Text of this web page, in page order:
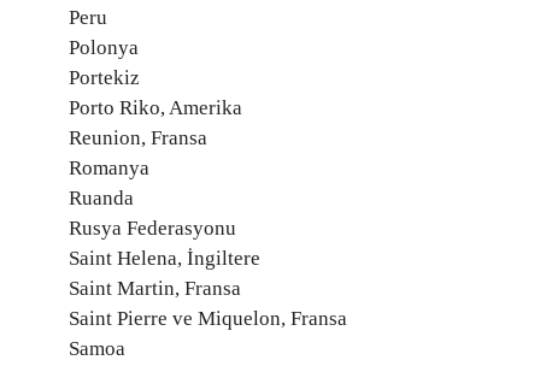
Peru
Polonya
Portekiz
Porto Riko, Amerika
Reunion, Fransa
Romanya
Ruanda
Rusya Federasyonu
Saint Helena, İngiltere
Saint Martin, Fransa
Saint Pierre ve Miquelon, Fransa
Samoa